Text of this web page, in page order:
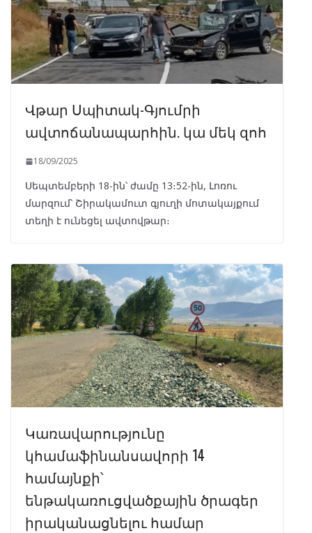
Վթար Սպիտակ-Գյումրի
ավտոճանապարհին. կա մեկ զոհ
18/09/2025
Սեպտեմբերի 18-ին՝ ժամը 13։52-ին, Լոռու
մարզում՝ Շիրակամուտ գյուղի մոտակայքում
տեղի է ունեցել ավտովթար։
Կառավարությունը
կհամաֆինանսավորի 14
համայնքի՝
ենթակառուցվածքային ծրագեր
իրականացնելու համար